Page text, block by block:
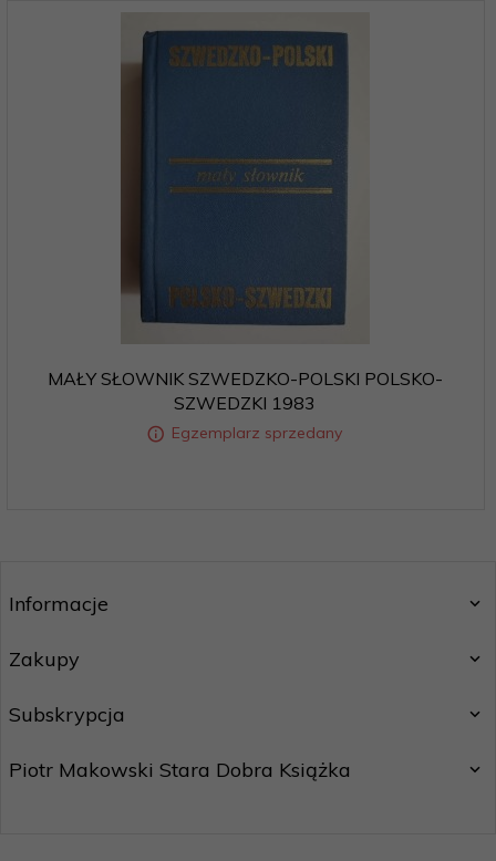
MAŁY SŁOWNIK SZWEDZKO-POLSKI POLSKO-
SZWEDZKI 1983
Egzemplarz sprzedany
Informacje
Zakupy
Subskrypcja
Piotr Makowski Stara Dobra Książka